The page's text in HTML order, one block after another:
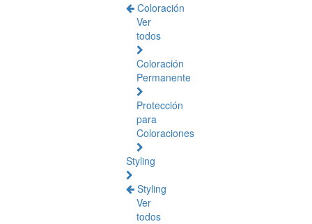
Coloración
Ver
todos
Coloración
Permanente
Protección
para
Coloraciones
Styling
Styling
Ver
todos